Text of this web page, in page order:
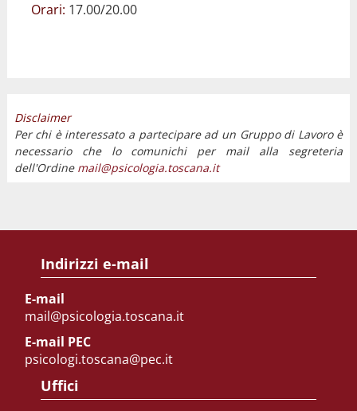
Orari: 17.00/20.00
Disclaimer
Per chi è interessato a partecipare ad un Gruppo di Lavoro è
necessario che lo comunichi per mail alla segreteria
dell'Ordine mail@psicologia.toscana.it
Indirizzi e-mail
E-mail
mail@psicologia.toscana.it
E-mail PEC
psicologi.toscana@pec.it
Uffici